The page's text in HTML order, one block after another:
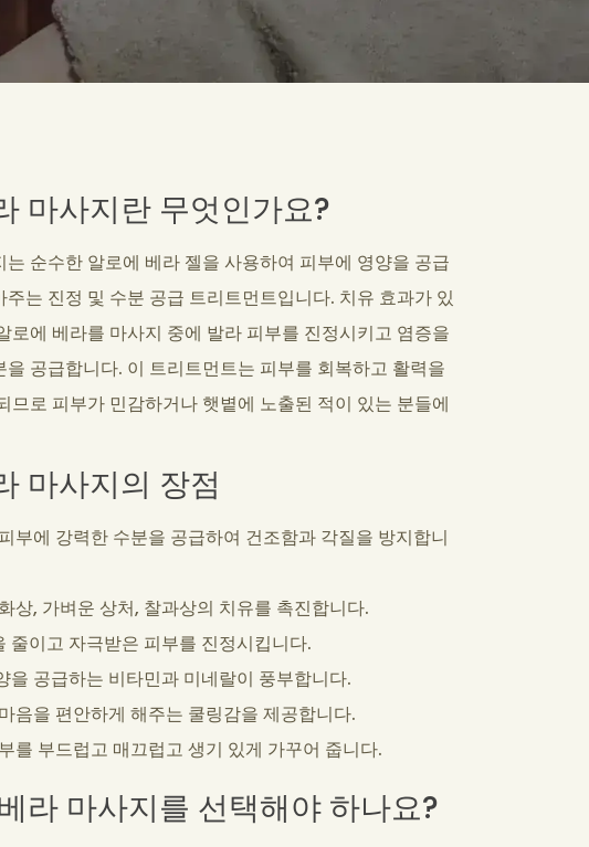
마사지란 무엇인가요?
는 순수한 알로에 베라 젤을 사용하여 피부에 영양을 공급
는 진정 및 수분 공급 트리트먼트입니다. 치유 효과가 있
로에 베라를 마사지 중에 발라 피부를 진정시키고 염증을
을 공급합니다. 이 트리트먼트는 피부를 회복하고 활력을
므로 피부가 민감하거나 햇볕에 노출된 적이 있는 분들에
마사지의 장점
부에 강력한 수분을 공급하여 건조함과 각질을 방지합니
상, 가벼운 상처, 찰과상의 치유를 촉진합니다.
줄이고 자극받은 피부를 진정시킵니다.
을 공급하는 비타민과 미네랄이 풍부합니다.
음을 편안하게 해주는 쿨링감을 제공합니다.
를 부드럽고 매끄럽고 생기 있게 가꾸어 줍니다.
라 마사지를 선택해야 하나요?